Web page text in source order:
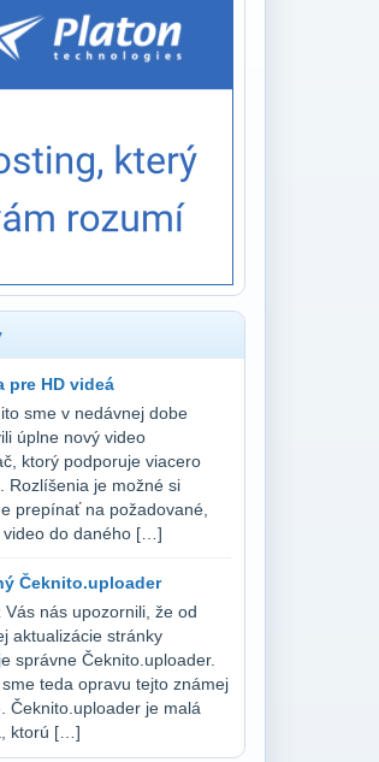
pre HD videá
sme v nedávnej dobe
úplne nový video
ktorý podporuje viacero
Rozlíšenia je možné si
prepínať na požadované,
video do daného […]
Čeknito.uploader
Vás nás upozornili, že od
aktualizácie stránky
správne Čeknito.uploader.
teda opravu tejto známej
Čeknito.uploader je malá
ktorú […]